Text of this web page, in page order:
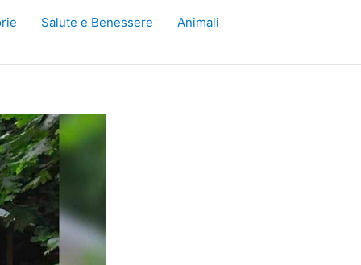
Salute e Benessere Animali